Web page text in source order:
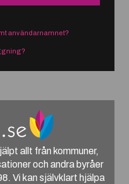
användarnamnet?
allt från kommuner,
och andra byråer
Vi kan självklart hjälpa